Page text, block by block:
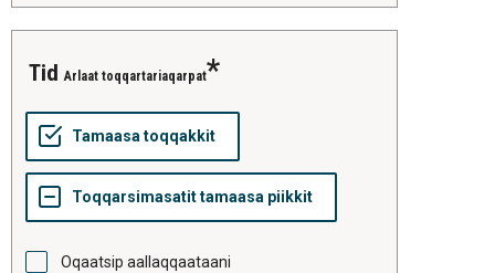
tid Arlaat toqqartariaqarpat
Oqaatsip aallaqqaataani